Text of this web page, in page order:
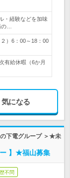
・経験などを加味
…
）6：00～18：00
有給休暇（6か月
気になる
下電グループ ＞★未
】★福山募集
不問